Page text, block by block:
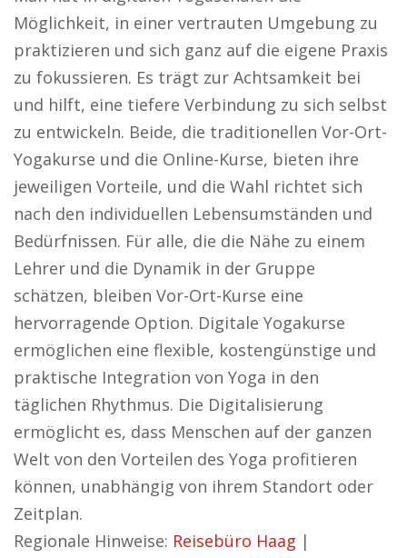
Möglichkeit, in einer vertrauten Umgebung zu
praktizieren und sich ganz auf die eigene Praxis
zu fokussieren. Es trägt zur Achtsamkeit bei
und hilft, eine tiefere Verbindung zu sich selbst
zu entwickeln. Beide, die traditionellen Vor-Ort-
Yogakurse und die Online-Kurse, bieten ihre
jeweiligen Vorteile, und die Wahl richtet sich
nach den individuellen Lebensumständen und
Bedürfnissen. Für alle, die die Nähe zu einem
Lehrer und die Dynamik in der Gruppe
schätzen, bleiben Vor-Ort-Kurse eine
hervorragende Option. Digitale Yogakurse
ermöglichen eine flexible, kostengünstige und
praktische Integration von Yoga in den
täglichen Rhythmus. Die Digitalisierung
ermöglicht es, dass Menschen auf der ganzen
Welt von den Vorteilen des Yoga profitieren
können, unabhängig von ihrem Standort oder
Zeitplan.
Regionale Hinweise: Reisebüro Haag |